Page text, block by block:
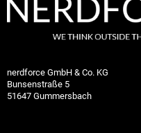
nerdforce GmbH & Co. KG
Bunsenstraße 5
51647 Gummersbach